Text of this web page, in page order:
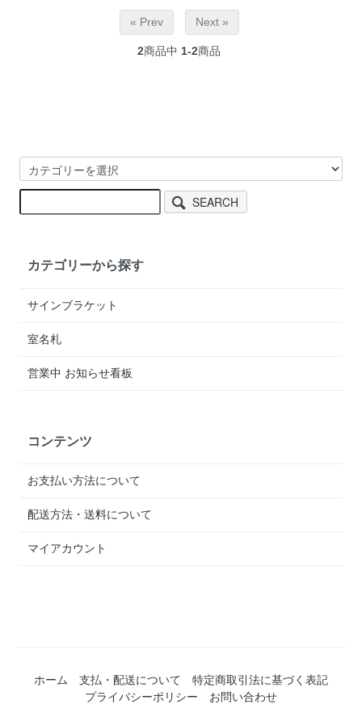
« Prev Next »
2商品中 1-2商品
SEARCH
カテゴリーから探す
サインブラケット
室名札
営業中 お知らせ看板
コンテンツ
お支払い方法について
配送方法・送料について
マイアカウント
ホーム 支払・配送について
特定商取引法に基づく表記
プライバシーポリシー
お問い合わせ